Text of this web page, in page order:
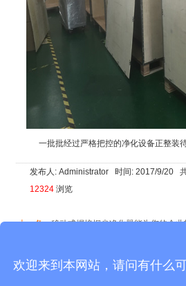
一批批经过严格把控的净化设备正整装
发布人: Administrator 时间: 2017/9/20
12324浏览
·上一条：移动式焊接烟尘净化器能为您的企
困扰！
欢迎来到本网站，请问有什么